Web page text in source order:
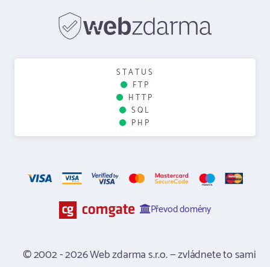
STATUS
FTP
HTTP
SQL
PHP
Převod domény
© 2002 - 2026 Web zdarma s.r.o. — zvládnete to sami